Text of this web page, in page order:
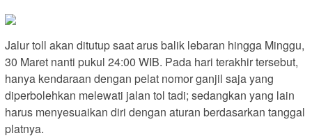
Jalur toll akan ditutup saat arus balik lebaran hingga Minggu,
30 Maret nanti pukul 24:00 WIB. Pada hari terakhir tersebut,
hanya kendaraan dengan pelat nomor ganjil saja yang
diperbolehkan melewati jalan tol tadi; sedangkan yang lain
harus menyesuaikan diri dengan aturan berdasarkan tanggal
platnya.